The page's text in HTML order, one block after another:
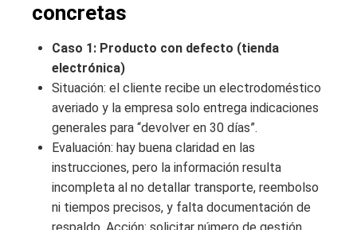
concretas
Caso 1: Producto con defecto (tienda
electrónica)
Situación: el cliente recibe un electrodoméstico
averiado y la empresa solo entrega indicaciones
generales para “devolver en 30 días”.
Evaluación: hay buena claridad en las
instrucciones, pero la información resulta
incompleta al no detallar transporte, reembolso
ni tiempos precisos, y falta documentación de